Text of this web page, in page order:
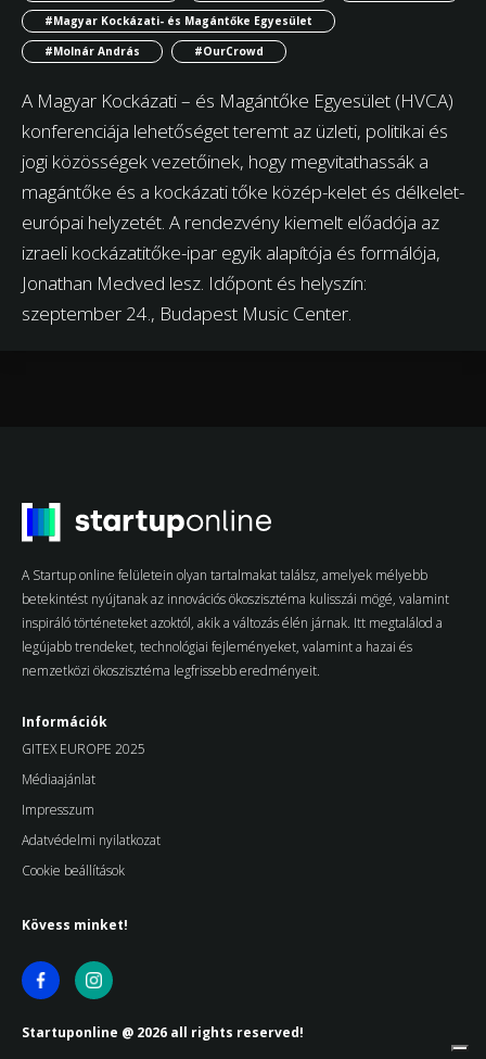
#Magyar Kockázati- és Magántőke Egyesület
#Molnár András
#OurCrowd
A Magyar Kockázati – és Magántőke Egyesület (HVCA)
konferenciája lehetőséget teremt az üzleti, politikai és
jogi közösségek vezetőinek, hogy megvitathassák a
magántőke és a kockázati tőke közép-kelet és délkelet-
európai helyzetét. A rendezvény kiemelt előadója az
izraeli kockázatitőke-ipar egyik alapítója és formálója,
Jonathan Medved lesz. Időpont és helyszín:
szeptember 24., Budapest Music Center.
A Startup online felületein olyan tartalmakat találsz, amelyek mélyebb
betekintést nyújtanak az innovációs ökoszisztéma kulisszái mögé, valamint
inspiráló történeteket azoktól, akik a változás élén járnak. Itt megtalálod a
legújabb trendeket, technológiai fejleményeket, valamint a hazai és
nemzetközi ökoszisztéma legfrissebb eredményeit.
Információk
GITEX EUROPE 2025
Médiaajánlat
Impresszum
Adatvédelmi nyilatkozat
Cookie beállítások
Kövess minket!
Startuponline @ 2026 all rights reserved!